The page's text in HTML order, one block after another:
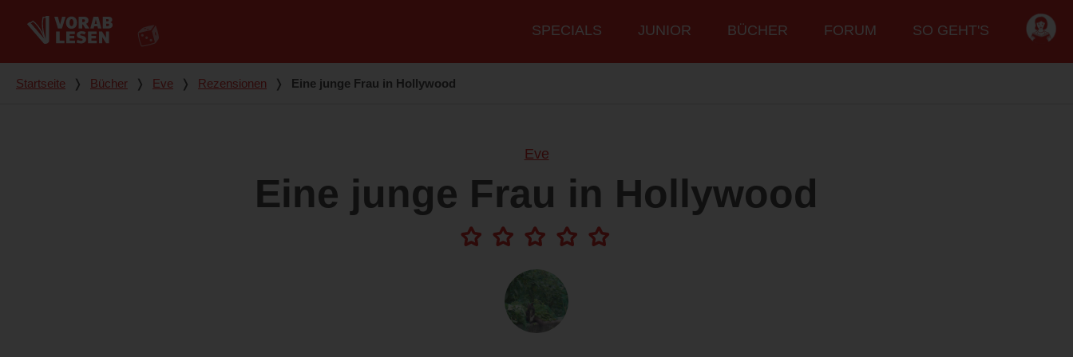
Hauptmenü
SPECIALS JUNIOR BÜCHER FORUM SO GEHT'S
Du bist hier
Startseite ❭ Bücher ❭ Eve ❭ Rezensionen ❭ Eine junge Frau in Hollywood
Eve
Eine junge Frau in Hollywood